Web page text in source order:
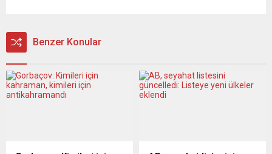
Benzer Konular